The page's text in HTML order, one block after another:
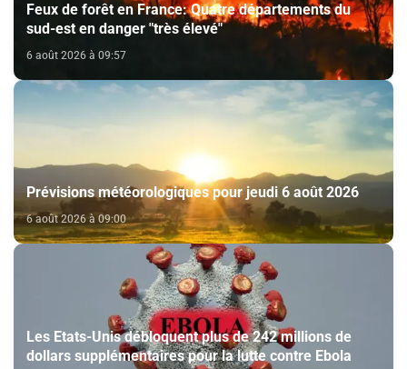
Feux de forêt en France: Quatre départements du
sud-est en danger "très élevé"
6 août 2026 à 09:57
Prévisions météorologiques pour jeudi 6 août 2026
6 août 2026 à 09:00
Les Etats-Unis débloquent plus de 242 millions de
dollars supplémentaires pour la lutte contre Ebola